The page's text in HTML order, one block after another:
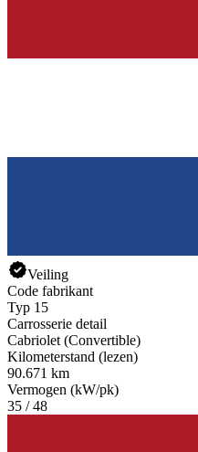
Veiling
Code fabrikant
Typ 15
Carrosserie detail
Cabriolet (Convertible)
Kilometerstand (lezen)
90.671 km
Vermogen (kW/pk)
35 / 48